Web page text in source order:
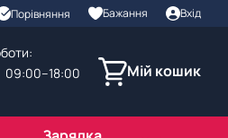
Порівняння Бажання Вхід
09:00–18:00 Мій кошик